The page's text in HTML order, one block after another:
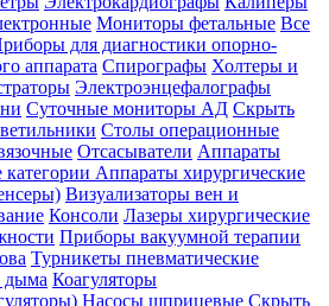
Мониторы фетальные Все
для диагностики опорно-
аппарата Спирографы Холтеры и
Электроэнцефалографы
Суточные мониторы АД Скрыть
Столы операционные
Отсасыватели Аппараты
категории Аппараты хирургические
Визуализаторы вен и
Консоли Лазеры хирургические
Приборы вакуумной терапии
Турникеты пневматические
дыма Коагуляторы
Насосы шприцевые Скрыть